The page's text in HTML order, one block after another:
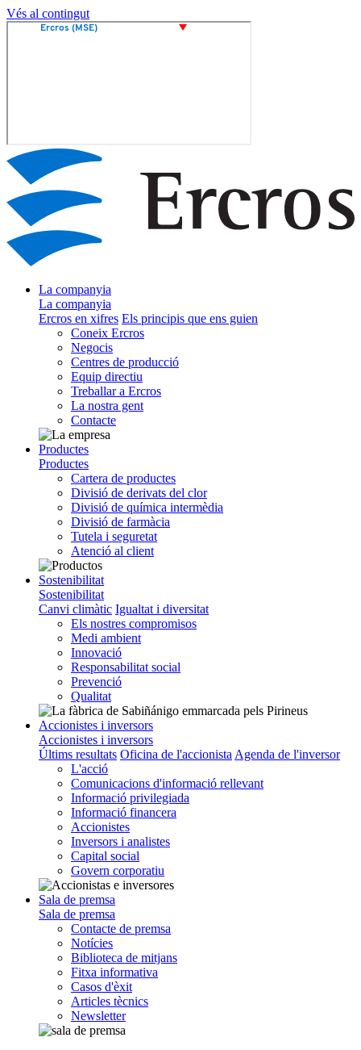
Vés al contingut
La companyia
La companyia
Ercros en xifres Els principis que ens guien
Coneix Ercros
Negocis
Centres de producció
Equip directiu
Treballar a Ercros
La nostra gent
Contacte
Productes
Productes
Cartera de productes
Divisió de derivats del clor
Divisió de química intermèdia
Divisió de farmàcia
Tutela i seguretat
Atenció al client
Sostenibilitat
Sostenibilitat
Canvi climàtic Igualtat i diversitat
Els nostres compromisos
Medi ambient
Innovació
Responsabilitat social
Prevenció
Qualitat
Accionistes i inversors
Accionistes i inversors
Últims resultats Oficina de l'accionista Agenda de l'inversor
L'acció
Comunicacions d'informació rellevant
Informació privilegiada
Informació financera
Accionistes
Inversors i analistes
Capital social
Govern corporatiu
Sala de premsa
Sala de premsa
Contacte de premsa
Notícies
Biblioteca de mitjans
Fitxa informativa
Casos d'èxit
Articles tècnics
Newsletter